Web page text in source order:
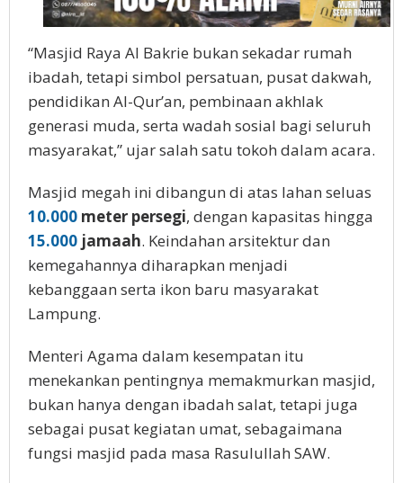
“Masjid Raya Al Bakrie bukan sekadar rumah
ibadah, tetapi simbol persatuan, pusat dakwah,
pendidikan Al-Qur’an, pembinaan akhlak
generasi muda, serta wadah sosial bagi seluruh
masyarakat,” ujar salah satu tokoh dalam acara.
Masjid megah ini dibangun di atas lahan seluas
10.000 meter persegi, dengan kapasitas hingga
15.000 jamaah. Keindahan arsitektur dan
kemegahannya diharapkan menjadi
kebanggaan serta ikon baru masyarakat
Lampung.
Menteri Agama dalam kesempatan itu
menekankan pentingnya memakmurkan masjid,
bukan hanya dengan ibadah salat, tetapi juga
sebagai pusat kegiatan umat, sebagaimana
fungsi masjid pada masa Rasulullah SAW.